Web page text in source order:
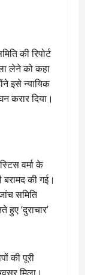
की रिपोर्ट
लेने को कहा
इसे न्यायिक
करार दिया।
वर्मा के
की गई।
समिति
हुए ‘दुराचार’
की पूरी